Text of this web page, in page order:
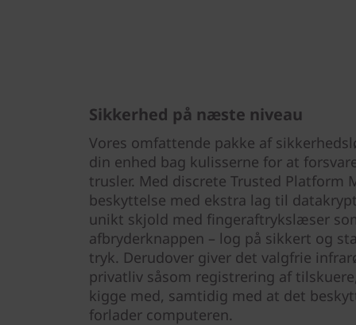
Sikkerhed på næste niveau
Vores omfattende pakke af
din enhed bag kulisserne for at
trusler. Med discrete Trusted Platform
beskyttelse med ekstra lag til
unikt skjold med fingeraftrykslæser
afbryderknappen – log på sikkert og
tryk. Derudover giver det valgfrie
privatliv såsom registrering af
kigge med, samtidig med at det
forlader computeren.